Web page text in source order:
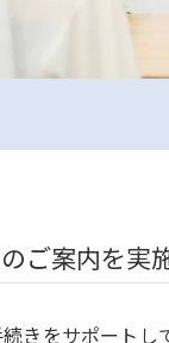
ご案内を実